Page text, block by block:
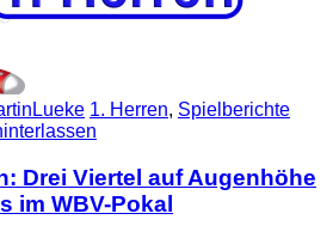
1. Herren, Spielberichte
Drei Viertel auf Augenhöhe
im WBV-Pokal